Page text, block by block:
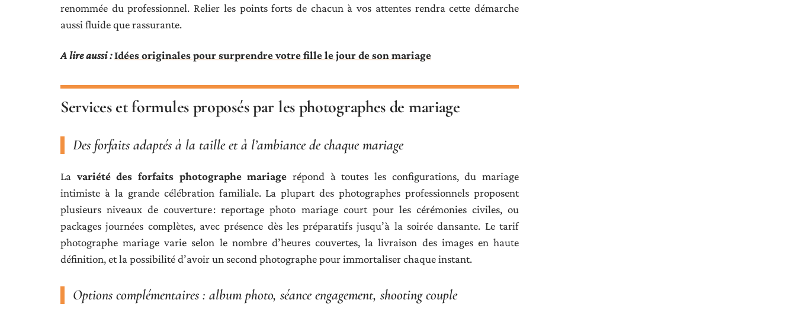
renommée du professionnel. Relier les points forts de chacun à vos attentes rendra cette démarche
aussi fluide que rassurante.
A lire aussi :Idées originales pour surprendre votre fille le jour de son mariage
Services et formules proposés par les photographes de mariage
Des forfaits adaptés à la taille et à l’ambiance de chaque mariage
La variété des forfaits photographe mariage répond à toutes les configurations, du mariage
intimiste à la grande célébration familiale. La plupart des photographes professionnels proposent
plusieurs niveaux de couverture : reportage photo mariage court pour les cérémonies civiles, ou
packages journées complètes, avec présence dès les préparatifs jusqu’à la soirée dansante. Le tarif
photographe mariage varie selon le nombre d’heures couvertes, la livraison des images en haute
définition, et la possibilité d’avoir un second photographe pour immortaliser chaque instant.
Options complémentaires : album photo, séance engagement, shooting couple